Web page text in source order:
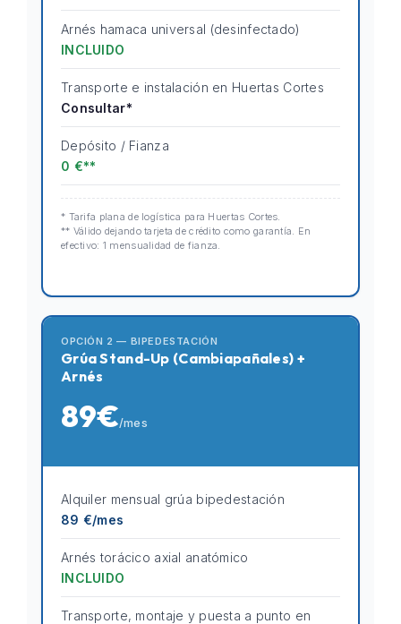
Arnés hamaca universal (desinfectado)
INCLUIDO
Transporte e instalación en Huertas Cortes
Consultar*
Depósito / Fianza
0 €**
* Tarifa plana de logística para Huertas Cortes.
** Válido dejando tarjeta de crédito como garantía. En
efectivo: 1 mensualidad de fianza.
OPCIÓN 2 — BIPEDESTACIÓN
Grúa Stand-Up (Cambiapañales) +
Arnés
89€/mes
Alquiler mensual grúa bipedestación
89 €/mes
Arnés torácico axial anatómico
INCLUIDO
Transporte, montaje y puesta a punto en